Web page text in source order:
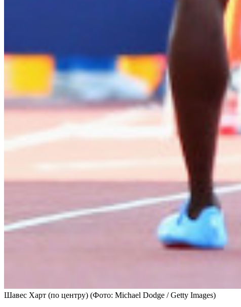
Шавес Харт (по центру) (Фото: Michael Dodge / Getty Images)